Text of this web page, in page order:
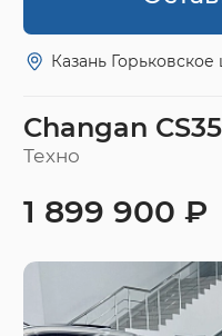
Казань Горьковское
Changan
Техно
1 899 900 ₽